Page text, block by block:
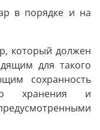
в порядке и на
который должен
для такого
сохранность
хранения и